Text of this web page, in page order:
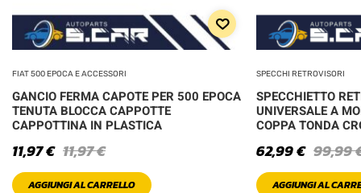
FIAT 500 EPOCA E ACCESSORI
GANCIO FERMA CAPOTE PER 500 EPOCA
TENUTA BLOCCA CAPPOTTE
CAPPOTTINA IN PLASTICA
11,97€
11,97€
AGGIUNGI AL CARRELLO
SPECCHI RETROVISORI
SPECCHIETTO
UNIVERSALE A
COPPA TONDA
99,99
62,99€
AGGIUNGI AL